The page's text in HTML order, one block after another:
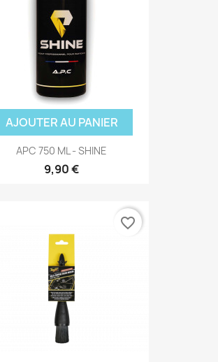
AJOUTER AU PANIER
APC 750 ML - SHINE
9,90 €
favorite_border